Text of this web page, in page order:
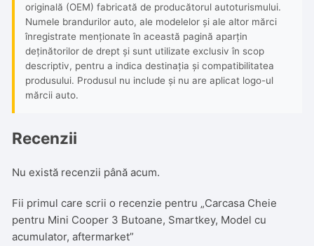
originală (OEM) fabricată de producătorul autoturismului.
Numele brandurilor auto, ale modelelor și ale altor mărci
înregistrate menționate în această pagină aparțin
deținătorilor de drept și sunt utilizate exclusiv în scop
descriptiv, pentru a indica destinația și compatibilitatea
produsului. Produsul nu include și nu are aplicat logo-ul
mărcii auto.
Recenzii
Nu există recenzii până acum.
Fii primul care scrii o recenzie pentru „Carcasa Cheie
pentru Mini Cooper 3 Butoane, Smartkey, Model cu
acumulator, aftermarket”